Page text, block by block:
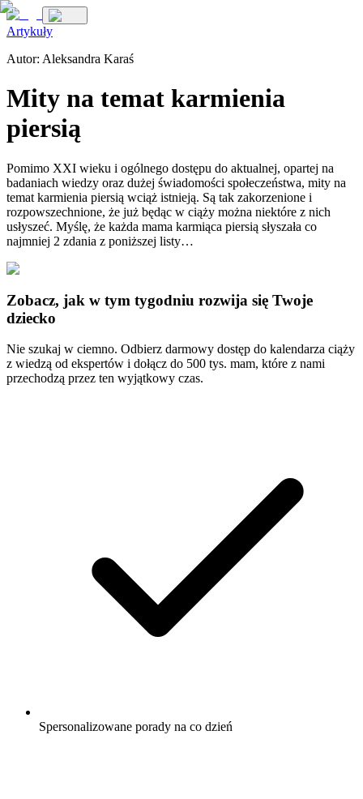
Artykuły
Autor: Aleksandra Karaś
Mity na temat karmienia
piersią
Pomimo XXI wieku i ogólnego dostępu do aktualnej, opartej na
badaniach wiedzy oraz dużej świadomości społeczeństwa, mity na
temat karmienia piersią wciąż istnieją. Są tak zakorzenione i
rozpowszechnione, że już będąc w ciąży można niektóre z nich
usłyszeć. Myślę, że każda mama karmiąca piersią słyszała co
najmniej 2 zdania z poniższej listy…
Zobacz, jak w tym tygodniu rozwija się Twoje
dziecko
Nie szukaj w ciemno. Odbierz darmowy dostęp do kalendarza ciąży
z wiedzą od ekspertów i dołącz do 500 tys. mam, które z nami
przechodzą przez ten wyjątkowy czas.
Spersonalizowane porady na co dzień